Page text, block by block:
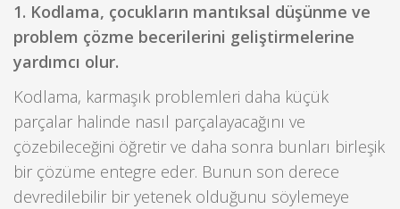
1. Kodlama, çocukların mantıksal düşünme ve
problem çözme becerilerini geliştirmelerine
yardımcı olur.
Kodlama, karmaşık problemleri daha küçük
parçalar halinde nasıl parçalayacağını ve
çözebileceğini öğretir ve daha sonra bunları birleşik
bir çözüme entegre eder. Bunun son derece
devredilebilir bir yetenek olduğunu söylemeye